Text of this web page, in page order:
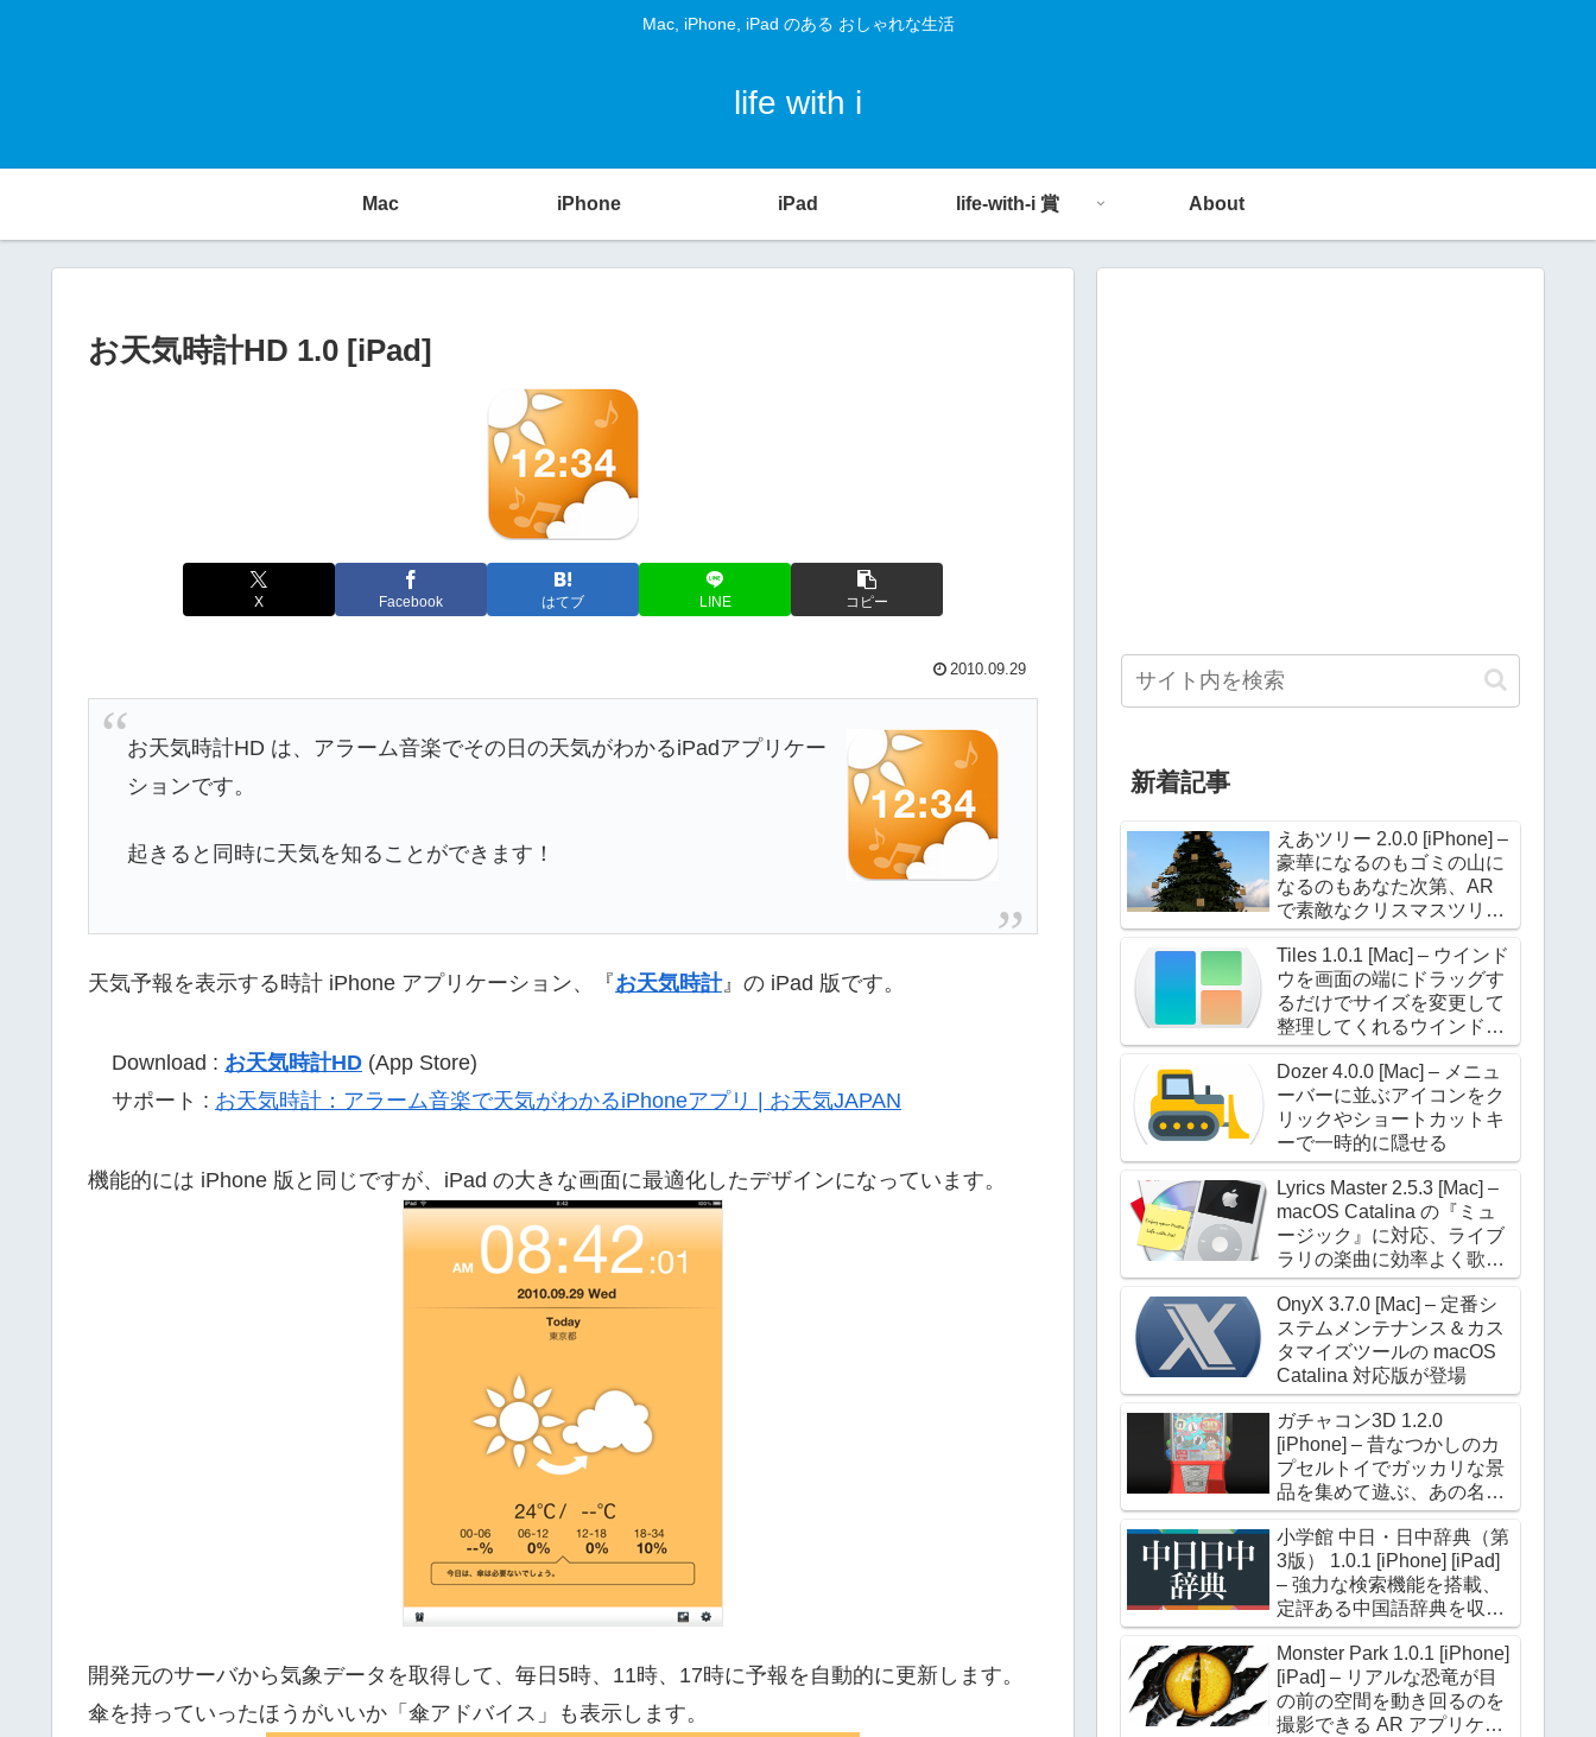
Mac, iPhone, iPad のある おしゃれな生活
life with i
Mac iPhone iPad life-with-i 賞 About
お天気時計HD 1.0 [iPad]
X Facebook はてブ LINE コピー
2010.09.29
お天気時計HD は、アラーム音楽でその日の天気がわかるiPadアプリケー
ションです。
起きると同時に天気を知ることができます！
天気予報を表示する時計 iPhone アプリケーション、『お天気時計』の iPad 版です。
Download : お天気時計HD (App Store)
サポート : お天気時計：アラーム音楽で天気がわかるiPhoneアプリ | お天気JAPAN
機能的には iPhone 版と同じですが、iPad の大きな画面に最適化したデザインになっています。
開発元のサーバから気象データを取得して、毎日5時、11時、17時に予報を自動的に更新します。
傘を持っていったほうがいいか「傘アドバイス」も表示します。
新着記事
えあツリー 2.0.0 [iPhone] –
豪華になるのもゴミの山に
なるのもあなた次第、AR
で素敵なクリスマスツリー
を飾ろう！
Tiles 1.0.1 [Mac] – ウインド
ウを画面の端にドラッグす
るだけでサイズを変更して
整理してくれるウインドウ
マネージャー
Dozer 4.0.0 [Mac] – メニュ
ーバーに並ぶアイコンをク
リックやショートカットキ
ーで一時的に隠せる
Lyrics Master 2.5.3 [Mac] –
macOS Catalina の『ミュ
ージック』に対応、ライブ
ラリの楽曲に効率よく歌詞
を設定できる
OnyX 3.7.0 [Mac] – 定番シ
ステムメンテナンス＆カス
タマイズツールの macOS
Catalina 対応版が登場
ガチャコン3D 1.2.0
[iPhone] – 昔なつかしのカ
プセルトイでガッカリな景
品を集めて遊ぶ、あの名作
が進化して帰ってきた
小学館 中日・日中辞典（第
3版） 1.0.1 [iPhone] [iPad]
– 強力な検索機能を搭載、
定評ある中国語辞典を収録
した電子辞典アプリケーシ
ョン
Monster Park 1.0.1 [iPhone]
[iPad] – リアルな恐竜が目
の前の空間を動き回るのを
撮影できる AR アプリケー